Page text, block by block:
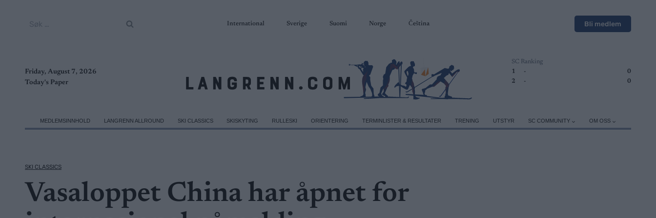
International Sverige Suomi Norge Čeština Bli medlem
Friday, August 7, 2026
Today's Paper
SC Ranking
1
-
0
2
- 0
MEDLEMSINNHOLD LANGRENN ALLROUND SKI CLASSICS SKISKYTING RULLESKI ORIENTERING TERMINLISTER & RESULTATER TRENING UTSTYR SC COMMUNITY OM OSS
SKI CLASSICS
Vasaloppet China har åpnet for